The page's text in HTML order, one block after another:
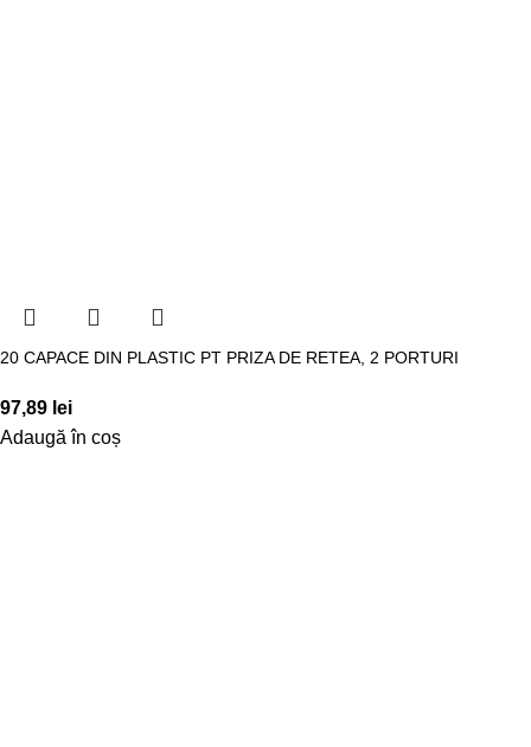
20 CAPACE DIN PLASTIC PT PRIZA DE RETEA, 2 PORTURI
97,89 lei
Adaugă în coș